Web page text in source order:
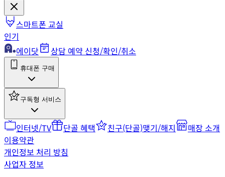
스마트폰 교실
인기
에이닷
상담 예약 신청/확인/취소
휴대폰 구매
구독형 서비스
인터넷/TV 단골 혜택 친구(단골)맺기/해지
매장 소개
이용약관
개인정보 처리 방침
사업자 정보